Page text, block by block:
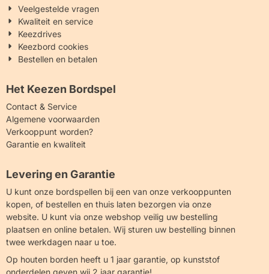
Veelgestelde vragen
Kwaliteit en service
Keezdrives
Keezbord cookies
Bestellen en betalen
Het Keezen Bordspel
Contact & Service
Algemene voorwaarden
Verkooppunt worden?
Garantie en kwaliteit
Levering en Garantie
U kunt onze bordspellen bij een van onze verkooppunten
kopen, of bestellen en thuis laten bezorgen via onze
website. U kunt via onze webshop veilig uw bestelling
plaatsen en online betalen. Wij sturen uw bestelling binnen
twee werkdagen naar u toe.
Op houten borden heeft u 1 jaar garantie, op kunststof
onderdelen geven wij 2 jaar garantie!